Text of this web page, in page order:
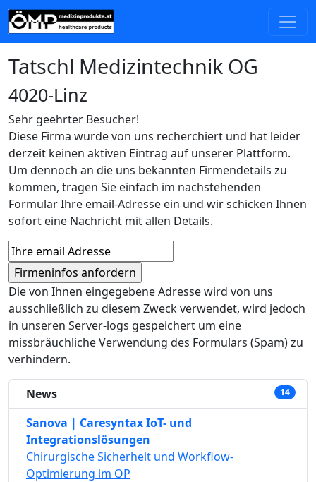
Tatschl Medizintechnik OG
4020-Linz
Sehr geehrter Besucher!
Diese Firma wurde von uns recherchiert und hat leider
derzeit keinen aktiven Eintrag auf unserer Plattform.
Um dennoch an die uns bekannten Firmendetails zu
kommen, tragen Sie einfach im nachstehenden
Formular Ihre email-Adresse ein und wir schicken Ihnen
sofort eine Nachricht mit allen Details.
Die von Ihnen eingegebene Adresse wird von uns
ausschließlich zu diesem Zweck verwendet, wird jedoch
in unseren Server-logs gespeichert um eine
missbräuchliche Verwendung des Formulars (Spam) zu
verhindern.
News 14
Sanova | Caresyntax IoT- und
Integrationslösungen
Chirurgische Sicherheit und Workflow-
Optimierung im OP